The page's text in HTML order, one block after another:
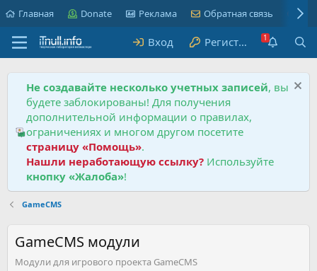
Главная Donate Реклама Обратная связь
Вход Регистрация
Не создавайте несколько учетных записей, вы
будете заблокированы! Для получения
дополнительной информации о правилах,
ограничениях и многом другом посетите
страницу «Помощь».
Нашли неработающую ссылку? Используйте
кнопку «Жалоба»!
GameCMS
GameCMS модули
Модули для игрового проекта GameCMS